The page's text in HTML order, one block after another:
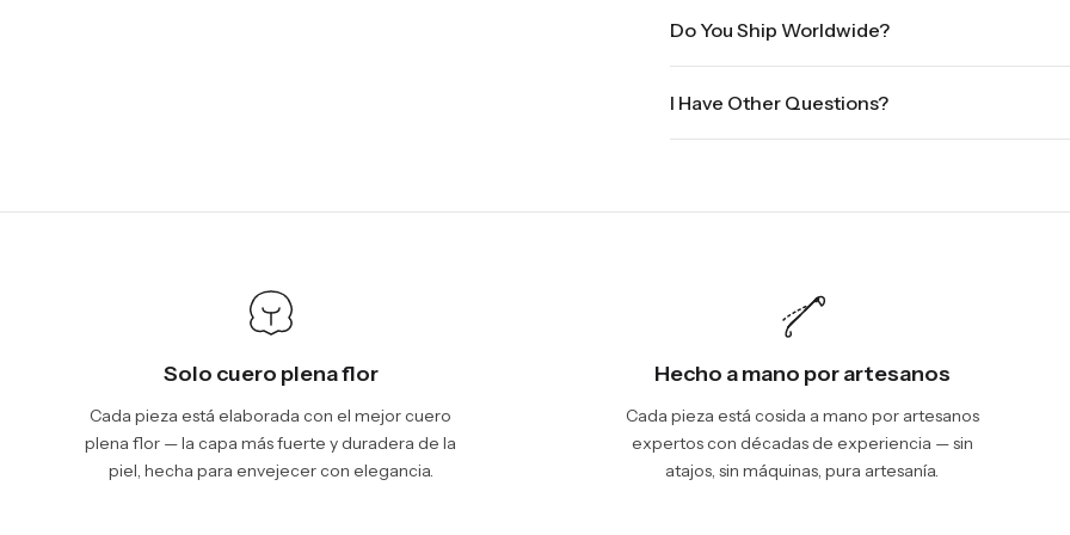
holidays will be shipped on the next business day.
sale times and the holidays. Standard shipping
Do You Ship Worldwide?
I Have Other Questions?
Solo cuero plena flor
Cada pieza está elaborada con el mejor cuero
plena flor — la capa más fuerte y duradera de la
piel, hecha para envejecer con elegancia.
Hecho a mano por artesanos
Cada pieza está cosida a mano por artesanos
expertos con décadas de experiencia — sin
atajos, sin máquinas, pura artesanía.